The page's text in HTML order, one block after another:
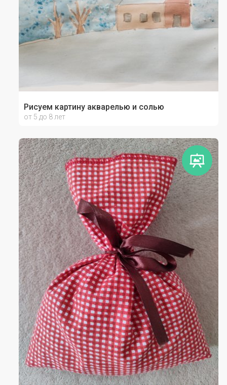
Рисуем картину акварелью и солью
от 5 до 8 лет